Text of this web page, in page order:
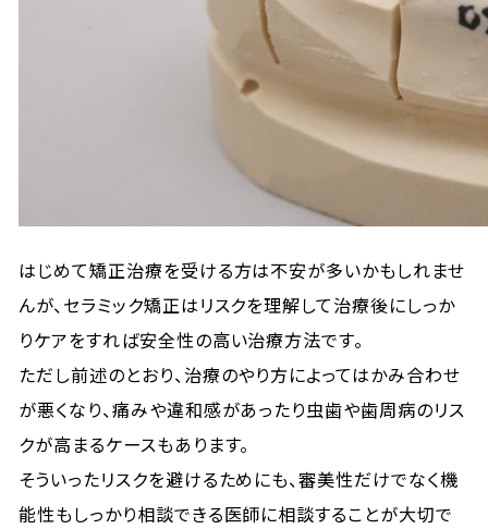
はじめて矯正治療を受ける方は不安が多いかもしれませ
んが、セラミック矯正はリスクを理解して治療後にしっか
りケアをすれば安全性の高い治療方法です。
ただし前述のとおり、治療のやり方によってはかみ合わせ
が悪くなり、痛みや違和感があったり虫歯や歯周病のリス
クが高まるケースもあります。
そういったリスクを避けるためにも、審美性だけでなく機
能性もしっかり相談できる医師に相談することが大切で